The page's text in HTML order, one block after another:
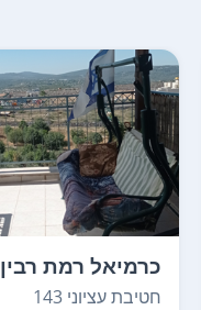
כרמיאל רמת רבין
חטיבת עציוני 143